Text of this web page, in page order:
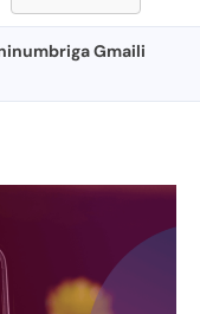
Gmaili